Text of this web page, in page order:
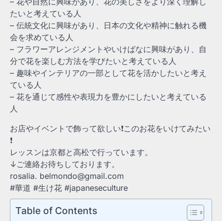
たいと考えている人
– 伝統文化に興味があり、日本の文化や精神に触れる機
会を求めている人
– フラワーアレンジメントやいけばなに興味があり、自
分で花を楽しむ方法を学びたいと考えている人
– 趣味やインテリアの一部として花を活かしたいと考え
ている人
– 花を通じて感性や表現力を豊かにしたいと考えている
人
お店やイベントで飾って欲しい❗️このお花をいけてみたい
❗️
レッスンは京都と高松で行っています。
↓ご連絡お待ちしております。
rosalia. belmondo@gmail.com
#華道 #生け花 #japaneseculture
Table of Contents